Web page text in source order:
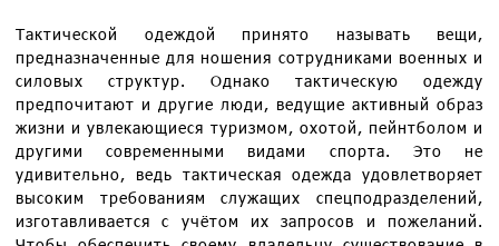
Тактической одеждой принято называть вещи,
предназначенные для ношения сотрудниками военных и
силовых структур. Однако тактическую одежду
предпочитают и другие люди, ведущие активный образ
жизни и увлекающиеся туризмом, охотой, пейнтболом и
другими современными видами спорта. Это не
удивительно, ведь тактическая одежда удовлетворяет
высоким требованиям служащих спецподразделений,
изготавливается с учётом их запросов и пожеланий.